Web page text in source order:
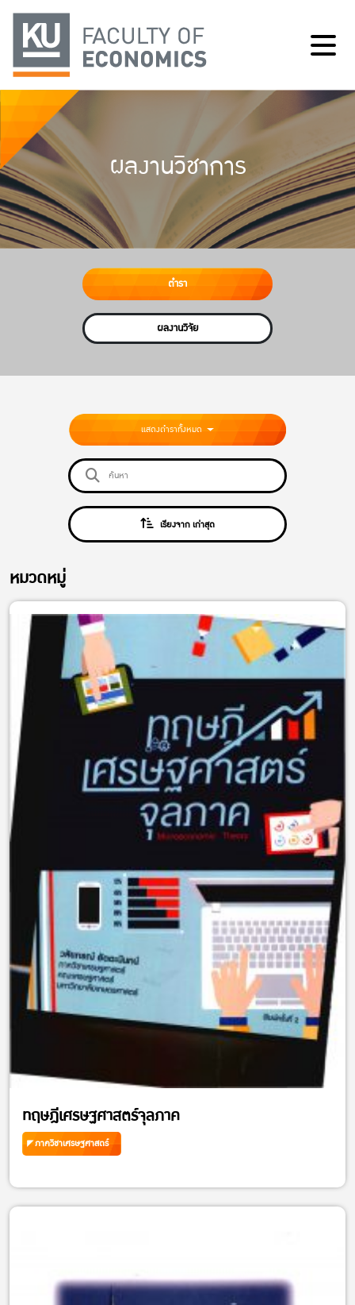
ผลงานวิชาการ
ตำรา
ผลงานวิจัย
แสดงตำราทั้งหมด
เรียงจาก เก่าสุด
หมวดหมู่
ทฤษฎีเศรษฐศาสตร์จุลภาค
ภาควิชาเศรษฐศาสตร์